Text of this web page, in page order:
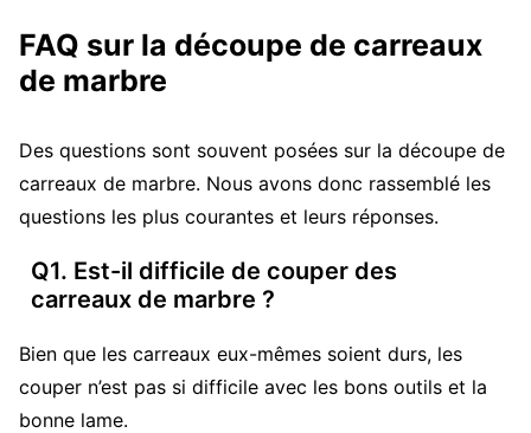
FAQ sur la découpe de carreaux
de marbre
Des questions sont souvent posées sur la découpe de
carreaux de marbre. Nous avons donc rassemblé les
questions les plus courantes et leurs réponses.
Q1. Est-il difficile de couper des
carreaux de marbre ?
Bien que les carreaux eux-mêmes soient durs, les
couper n’est pas si difficile avec les bons outils et la
bonne lame.